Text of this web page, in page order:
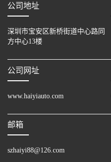
公司地址
深圳市宝安区新桥街道中心路同
方中心13楼
公司网址
www.haiyiauto.com
邮箱
szhaiyi88@126.com